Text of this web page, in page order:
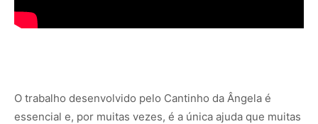
O trabalho desenvolvido pelo Cantinho da Ângela é
essencial e, por muitas vezes, é a única ajuda que muitas